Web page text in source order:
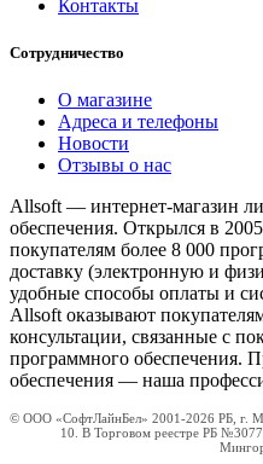
Контакты
Сотрудничество
О магазине
Адреса и телефоны
Новости
Отзывы о нас
Allsoft — интернет-магазин
обеспечения. Открылся в
покупателям более 8 000
доставку (электронную и
удобные способы оплаты и
Allsoft оказывают
консультации, связанные с
программного обеспечения.
обеспечения — наша
© ООО «СофтЛайнБел» 2001-2026 РБ, г.
10. В Торговом реестре РБ